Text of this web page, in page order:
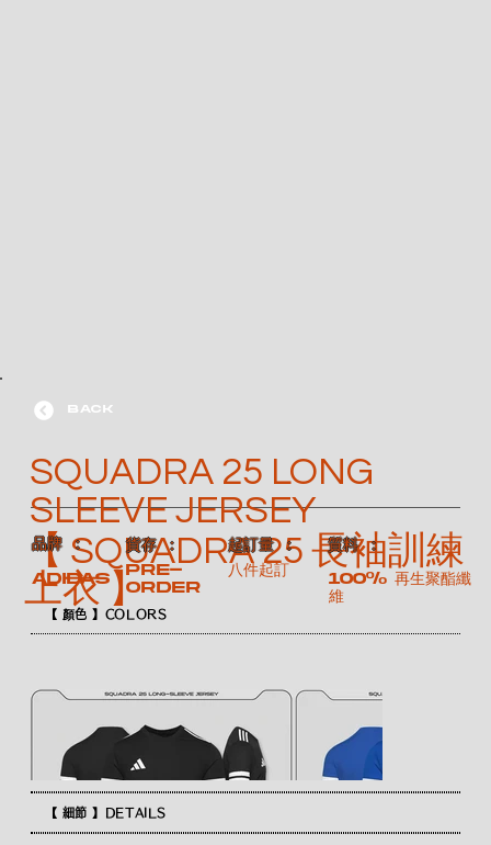
【 顏色 】COLORS
【 細節 】DETAILS
BACK
SQUADRA 25 LONG
SLEEVE JERSEY
【 SQUADRA 25 長袖訓練
上衣 】
​品牌 ：
ADIDAS
​貨存 ：
Pre-
order
​起訂量 ：
八件起訂
​質料 ：
100% 再生聚酯纖
維